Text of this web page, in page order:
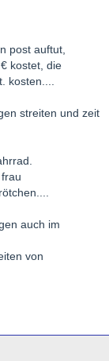
post auftut,
kostet, die
kosten....
streiten und zeit
auch im
von